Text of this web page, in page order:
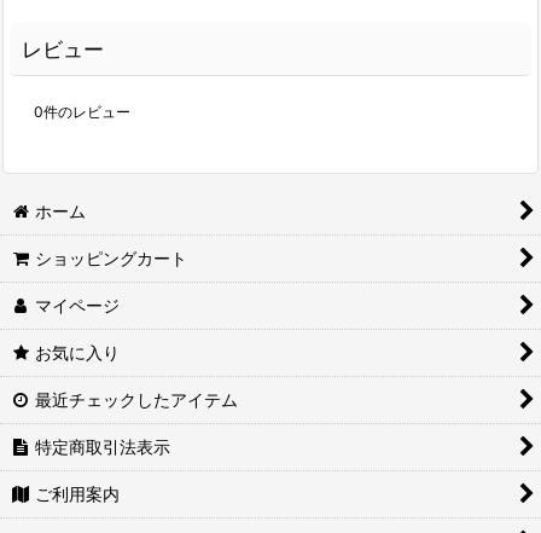
レビュー
0件のレビュー
ホーム
ショッピングカート
マイページ
お気に入り
最近チェックしたアイテム
特定商取引法表示
ご利用案内